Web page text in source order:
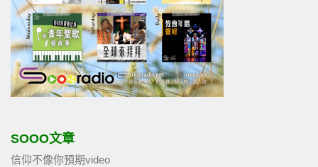
SOOO文章
信仰不像你預期video